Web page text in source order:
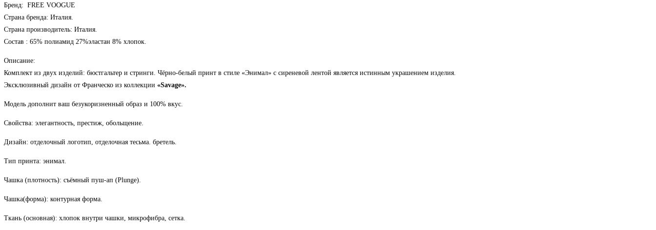
Саваж
Бренд: FREE VOOGUE
Страна бренда: Италия.
Страна производитель: Италия.
Состав : 65% полиамид 27%эластан 8% хлопок.
Описание:
Комплект из двух изделий: бюстгальтер и стринги. Чёрно-белый принт в стиле «Энимал» с сиреневой лентой является истинным украшением изделия.
Эксклюзивный дизайн от Франческо из коллекции «Savage».
Модель дополнит ваш безукоризненный образ и 100% вкус.
Свойства: элегантность, престиж, обольщение.
Дизайн: отделочный логотип, отделочная тесьма. бретель.
Тип принта: энимал.
Чашка (плотность): съёмный пуш-ап (Plunge).
Чашка(форма): контурная форма.
Ткань (основная): хлопок внутри чашки, микрофибра, сетка.